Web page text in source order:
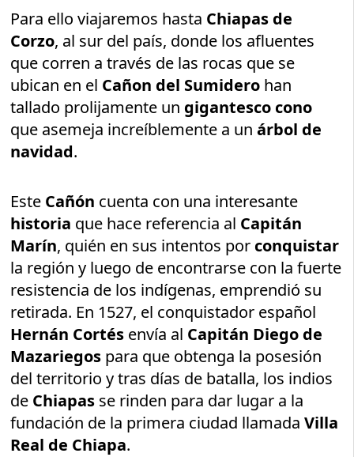
Para ello viajaremos hasta Chiapas de
Corzo, al sur del país, donde los afluentes
que corren a través de las rocas que se
ubican en el Cañon del Sumidero han
tallado prolijamente un gigantesco cono
que asemeja increíblemente a unárbol de
navidad.
Este Cañón cuenta con una interesante
historia que hace referencia al Capitán
Marín, quién en sus intentos por conquistar
la región y luego de encontrarse con la fuerte
resistencia de los indígenas, emprendió su
retirada. En 1527, el conquistador español
Hernán Cortés envía al Capitán Diego de
Mazariegos para que obtenga la posesión
del territorio y tras días de batalla, los indios
de Chiapas se rinden para dar lugar a la
fundación de la primera ciudad llamadaVilla
Real de Chiapa.